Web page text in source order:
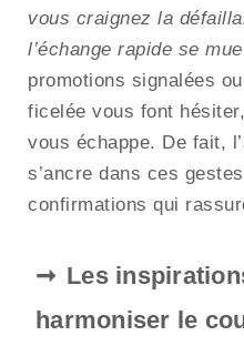
vous craignez la
l’échange rapide se
promotions signalées
ficelée vous font
vous échappe. De fait,
s’ancre dans ces
confirmations qui
Les
harmoniser le